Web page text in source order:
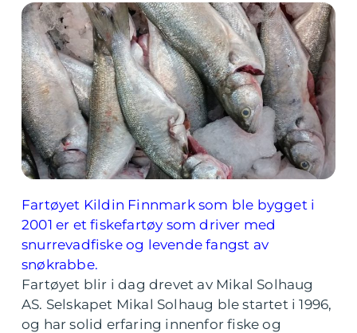
Fartøyet Kildin Finnmark som ble bygget i
2001 er et fiskefartøy som driver med
snurrevadfiske og levende fangst av
snøkrabbe.
Fartøyet blir i dag drevet av Mikal Solhaug
AS. Selskapet Mikal Solhaug ble startet i 1996,
og har solid erfaring innenfor fiske og